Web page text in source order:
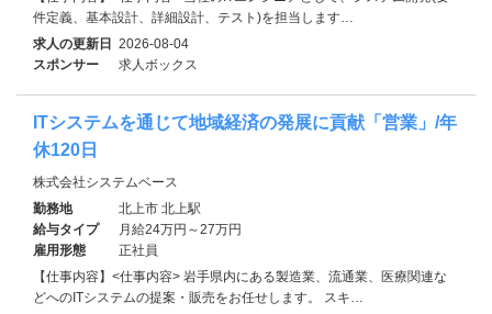
件定義、基本設計、詳細設計、テスト)を担当します…
求人の更新日 2026-08-04
スポンサー
求人ボックス
ITシステムを通じて地域経済の発展に貢献「営業」/年
休120日
株式会社システムベース
勤務地
北上市 北上駅
給与タイプ
月給24万円～27万円
雇用形態
正社員
【仕事内容】<仕事内容> 岩手県内にある製造業、流通業、医療関連な
どへのITシステムの提案・販売をお任せします。 スキ…